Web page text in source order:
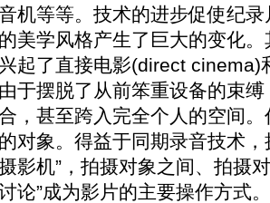
机等等。技术的进步促使纪
美学风格产生了巨大的变化
起了直接电影(direct
于摆脱了从前笨重设备的束
，甚至跨入完全个人的空间
对象。得益于同期录音技术
影机”，拍摄对象之间、拍摄
论”成为影片的主要操作方式